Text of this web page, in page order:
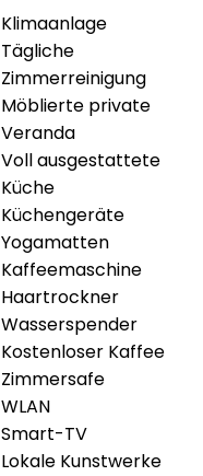
Klimaanlage
Tägliche
Zimmerreinigung
Möblierte private
Veranda
Voll ausgestattete
Küche
Küchengeräte
Yogamatten
Kaffeemaschine
Haartrockner
Wasserspender
Kostenloser Kaffee
Zimmersafe
WLAN
Smart-TV
Lokale Kunstwerke